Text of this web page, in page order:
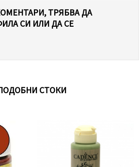
ТРЯБВА ДА
СИ ИЛИ ДА СЕ
СТОКИ